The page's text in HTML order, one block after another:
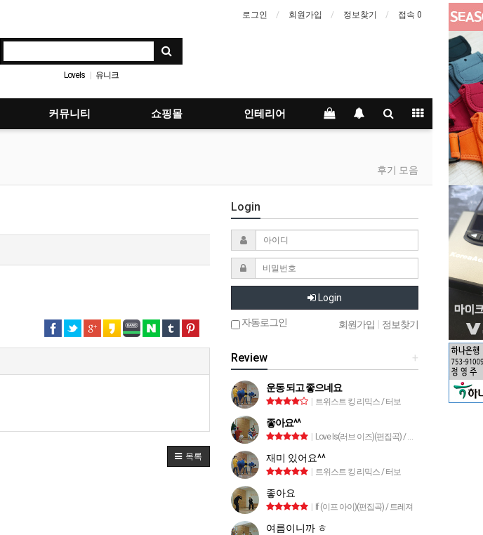
로그인 회원가입 정보찾기 접속 0
LoveIs
유니크
오드투러브 | 피원하모니 |
커뮤니티 쇼핑몰 인테리어
후기 모음
목록
Login
Login
자동로그인 회원가입 정보찾기
+
Review
운동 되고 좋으네요
트위스트 킹 리믹스 / 터보
좋아요^^
Love Is(러브 이즈)(편집곡) / 트라이앵글
재미 있어요^^
트위스트 킹 리믹스 / 터보
좋아요
If (이프 아이)(편집곡) / 트레져
여름이니까 ㅎ